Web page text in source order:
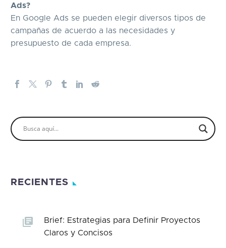
Ads?
En Google Ads se pueden elegir diversos tipos de
campañas de acuerdo a las necesidades y
presupuesto de cada empresa.
RECIENTES
Brief: Estrategias para Definir Proyectos
Claros y Concisos